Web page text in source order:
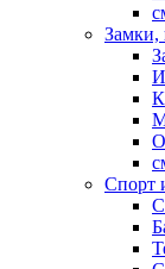
Замки,
Спорт